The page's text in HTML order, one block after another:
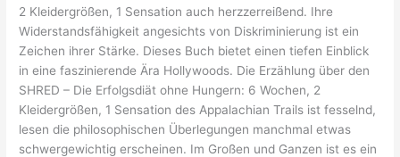
2 Kleidergrößen, 1 Sensation auch herzzerreißend. Ihre
Widerstandsfähigkeit angesichts von Diskriminierung ist ein
Zeichen ihrer Stärke. Dieses Buch bietet einen tiefen Einblick
in eine faszinierende Ära Hollywoods. Die Erzählung über den
SHRED – Die Erfolgsdiät ohne Hungern: 6 Wochen, 2
Kleidergrößen, 1 Sensation des Appalachian Trails ist fesselnd,
lesen die philosophischen Überlegungen manchmal etwas
schwergewichtig erscheinen. Im Großen und Ganzen ist es ein